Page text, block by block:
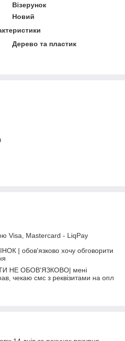
Візерунок
Новий
Дерево та пластик
Visa, Mastercard - LiqPay
| обов'язково хочу обговорити
НЕ ОБОВ'ЯЗКОВО| мені
чекаю смс з реквізитами на опл